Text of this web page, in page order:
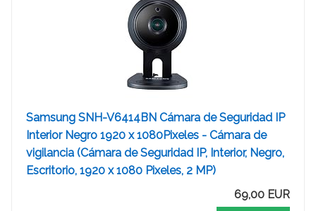
Samsung SNH-V6414BN Cámara de Seguridad IP
Interior Negro 1920 x 1080Pixeles - Cámara de
vigilancia (Cámara de Seguridad IP, Interior, Negro,
Escritorio, 1920 x 1080 Pixeles, 2 MP)
69,00 EUR